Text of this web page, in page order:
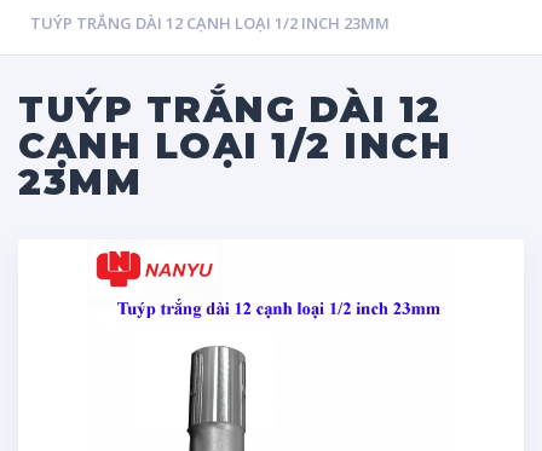
TUÝP TRẮNG DÀI 12 CẠNH LOẠI 1/2 INCH 23MM
TUÝP TRẮNG DÀI 12
CẠNH LOẠI 1/2 INCH
23MM